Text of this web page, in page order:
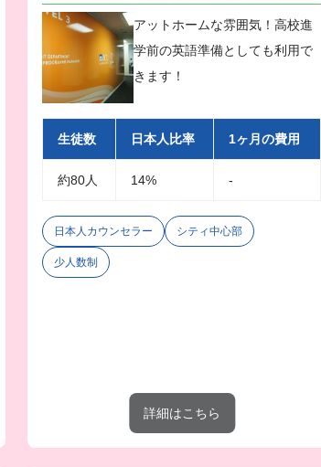
アットホームな雰囲気！高校進
学前の英語準備としても利用で
きます！
生徒数 日本人比率 1ヶ月の費用
約80人 14% -
日本人カウンセラー シティ中心部
少人数制
詳細はこちら